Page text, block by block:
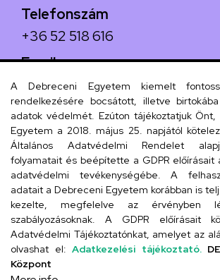
Telefonszám
+36 52 518 616
Email
iskola@kossuth-alt.unideb.hu
Cím
4024 Debrecen, Kossuth utca
Szervezeti
UD telefonkönyv
A Debreceni Egyetem kiemelt
rendelkezésére bocsátott, illetve
adatok védelmét. Ezúton tájékoztatjuk
Egyetem a 2018. május 25. napjától
Általános Adatvédelmi Rendelet
folyamatait és beépítette a GDPR előírásait
adatvédelmi tevékenységébe. A
adatait a Debreceni Egyetem korábban is
kezelte, megfelelve az érvényben
szabályozásoknak. A GDPR előírásait
Adatvédelmi Tájékoztatónkat, amelyet az
olvashat el: Adatkezelési tájékoztató.
Központ